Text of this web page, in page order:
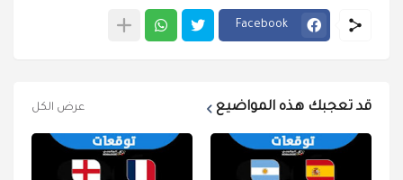
Facebook
قد تعجبك هذه المواضيع عرض الكل